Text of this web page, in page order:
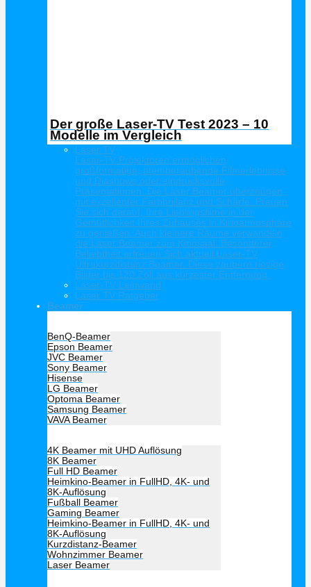
Der große Laser-TV Test 2023 – 10
Modelle im Vergleich
Laser TV
Laser-TV Projektoren ermöglichen
großformatige, atemberaubende Filmerlebnisse
und Diashows oder eindrucksvolle
Präsentationen. Die Laser Beamer überzeugen
mit exzellenter Farbbrillanz und Schärfe. Freuen
Sie sich darauf, Ihre Lieblingsfilme in der
Gemütlichkeit Ihres Zuhauses in Kinoatmosphäre
zu genießen. Auch kleinere Räume verwandeln
die Laser Beamer zum Kinosaal. Besonderer
Beliebtheit erfreuen Sich aktuell Laser-TV
Ultrakurzdistanz Beamer. Diese zaubern riesige
Bilder bis 120 Zoll aus kürzester Entfernung.
Laser-TV Leinwand
Laser TV Ratgeber
Beamer
BenQ-Beamer
Epson Beamer
JVC Beamer
Sony Beamer
Hisense
LG Beamer
Optoma Beamer
Samsung Beamer
VAVA Beamer
4K Beamer mit UHD Auflösung
8K Beamer
Full HD Beamer
Heimkino-Beamer in FullHD, 4K- und
8K-Auflösung
Fußball Beamer
Gaming Beamer
Heimkino-Beamer in FullHD, 4K- und
8K-Auflösung
Kurzdistanz-Beamer
Wohnzimmer Beamer
Laser Beamer